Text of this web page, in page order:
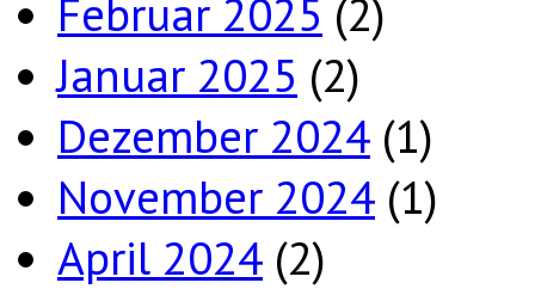
Februar 2025 (2)
Januar 2025 (2)
Dezember 2024 (1)
November 2024 (1)
April 2024 (2)